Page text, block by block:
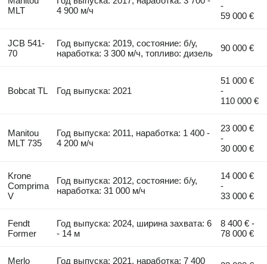
MLT
4 900 м/ч
-
59 000 €
JCB 541-
70
Год выпуска: 2019, состояние: б/у,
наработка: 3 300 м/ч, топливо: дизель
90 000 €
Bobcat TL Год выпуска: 2021
51 000 €
-
110 000 €
Manitou
MLT 735
Год выпуска: 2011, наработка: 1 400 -
4 200 м/ч
23 000 €
-
30 000 €
Krone
Comprima
V
Год выпуска: 2012, состояние: б/у,
наработка: 31 000 м/ч
14 000 €
-
33 000 €
Fendt
Former
Год выпуска: 2024, ширина захвата: 6
- 14 м
8 400 € -
78 000 €
Merlo Год выпуска: 2021, наработка: 7 400